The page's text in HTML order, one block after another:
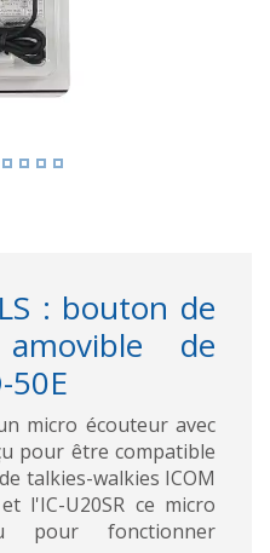
: bouton de
amovible de
50E
micro écouteur avec
pour être compatible
talkies-walkies ICOM
l'IC-U20SR ce micro
pour fonctionner